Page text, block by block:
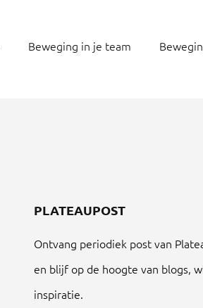
Beweging in je team
PLATEAUPOST
Ontvang periodiek post van
en blijf op de hoogte van blogs,
inspiratie.